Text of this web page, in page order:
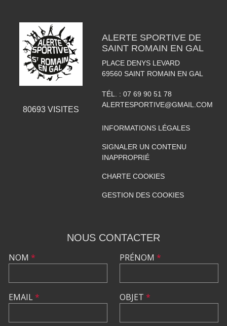
80693VISITES
ALERTE SPORTIVE DE
SAINT ROMAIN EN GAL
PLACE DENYS LEVARD
69560 SAINT ROMAIN EN GAL
TÉL. : 07 69 90 51 78
ALERTESPORTIVE@GMAIL.COM
INFORMATIONS LÉGALES
SIGNALER UN CONTENU
INAPPROPRIÉ
CHARTE COOKIES
GESTION DES COOKIES
NOUS CONTACTER
NOM *
EMAIL*
PRÉNOM *
OBJET *